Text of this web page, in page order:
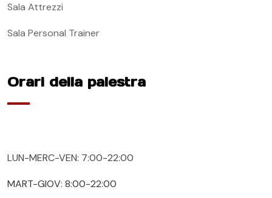
Sala Attrezzi
Sala Personal Trainer
Orari della palestra
LUN-MERC-VEN: 7:00-22:00
MART-GIOV: 8:00-22:00